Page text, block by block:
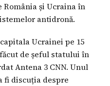
și Ucraina în
antidronă.
Ucrainei pe 15
de șeful statului în
Antena 3 CNN. Unul
fi discuția despre